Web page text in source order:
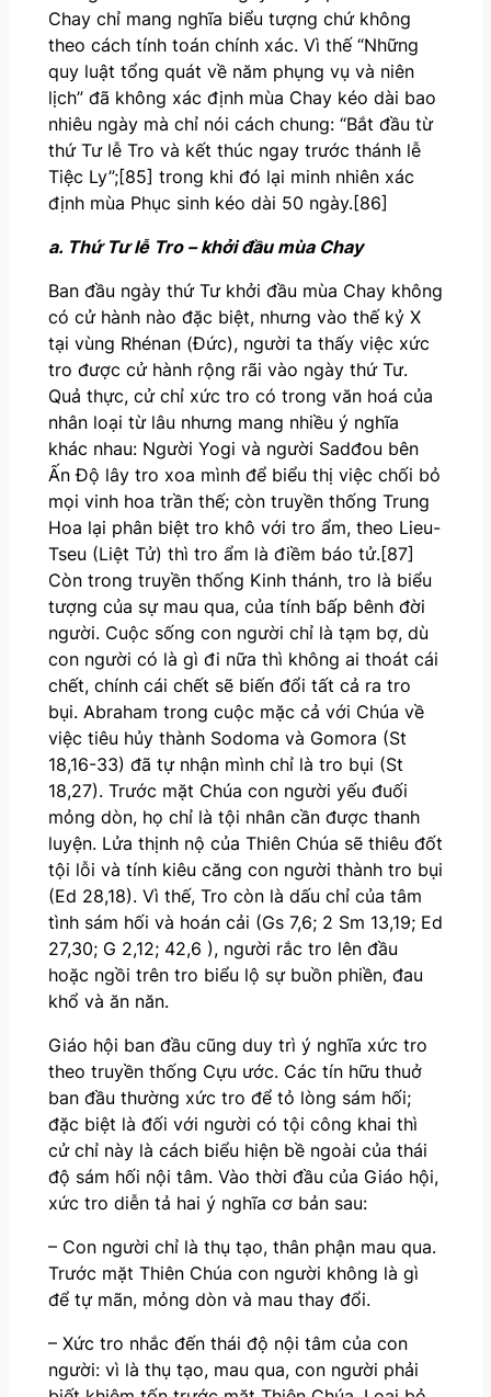
Chay chỉ mang nghĩa biểu tượng chứ không
theo cách tính toán chính xác. Vì thế “Những
quy luật tổng quát về năm phụng vụ và niên
lịch” đã không xác định mùa Chay kéo dài bao
nhiêu ngày mà chỉ nói cách chung: “Bắt đầu từ
thứ Tư lễ Tro và kết thúc ngay trước thánh lễ
Tiệc Ly”;[85] trong khi đó lại minh nhiên xác
định mùa Phục sinh kéo dài 50 ngày.[86]
a. Thứ Tư lễ Tro – khởi đầu mùa Chay
Ban đầu ngày thứ Tư khởi đầu mùa Chay không
có cử hành nào đặc biệt, nhưng vào thế kỷ X
tại vùng Rhénan (Đức), người ta thấy việc xức
tro được cử hành rộng rãi vào ngày thứ Tư.
Quả thực, cử chỉ xức tro có trong văn hoá của
nhân loại từ lâu nhưng mang nhiều ý nghĩa
khác nhau: Người Yogi và người Sadđou bên
Ấn Độ lây tro xoa mình để biểu thị việc chối bỏ
mọi vinh hoa trần thế; còn truyền thống Trung
Hoa lại phân biệt tro khô với tro ẩm, theo Lieu-
Tseu (Liệt Tử) thì tro ẩm là điềm báo tử.[87]
Còn trong truyền thống Kinh thánh, tro là biểu
tượng của sự mau qua, của tính bấp bênh đời
người. Cuộc sống con người chỉ là tạm bợ, dù
con người có là gì đi nữa thì không ai thoát cái
chết, chính cái chết sẽ biến đổi tất cả ra tro
bụi. Abraham trong cuộc mặc cả với Chúa về
việc tiêu hủy thành Sodoma và Gomora (St
18,16-33) đã tự nhận mình chỉ là tro bụi (St
18,27). Trước mặt Chúa con người yếu đuối
mỏng dòn, họ chỉ là tội nhân cần được thanh
luyện. Lửa thịnh nộ của Thiên Chúa sẽ thiêu đốt
tội lỗi và tính kiêu căng con người thành tro bụi
(Ed 28,18). Vì thế, Tro còn là dấu chỉ của tâm
tình sám hối và hoán cải (Gs 7,6; 2 Sm 13,19; Ed
27,30; G 2,12; 42,6 ), người rắc tro lên đầu
hoặc ngồi trên tro biểu lộ sự buồn phiền, đau
khổ và ăn năn.
Giáo hội ban đầu cũng duy trì ý nghĩa xức tro
theo truyền thống Cựu ước. Các tín hữu thuở
ban đầu thường xức tro để tỏ lòng sám hối;
đặc biệt là đối với người có tội công khai thì
cử chỉ này là cách biểu hiện bề ngoài của thái
độ sám hối nội tâm. Vào thời đầu của Giáo hội,
xức tro diễn tả hai ý nghĩa cơ bản sau:
– Con người chỉ là thụ tạo, thân phận mau qua.
Trước mặt Thiên Chúa con người không là gì
để tự mãn, mỏng dòn và mau thay đổi.
– Xức tro nhắc đến thái độ nội tâm của con
người: vì là thụ tạo, mau qua, con người phải